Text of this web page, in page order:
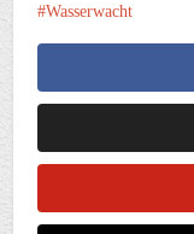
Wasserwacht